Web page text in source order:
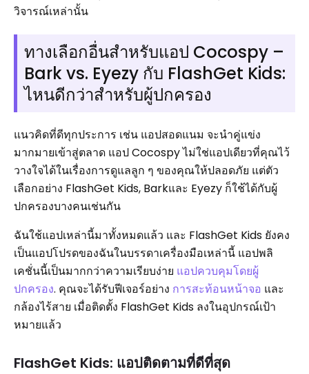
วิจารณ์เหล่านั้น
ทางเลือกอื่นสำหรับแอป Cocospy –
Bark vs. Eyezy กับ FlashGet Kids:
ไหนดีกว่าสำหรับผู้ปกครอง
แนวคิดที่ดีทุกประการ เช่น แอปสอดแนม จะนำคู่แข่ง
มากมายเข้าสู่ตลาด แอป Cocospy ไม่ใช่แอปเดียวที่คุณไว้
วางใจได้ในเรื่องการดูแลลูก ๆ ของคุณให้ปลอดภัย แต่ตัว
เลือกอย่าง FlashGet Kids, Barkและ Eyezy ก็ใช้ได้กับผู้
ปกครองบางคนเช่นกัน
ฉันใช้แอปเหล่านี้มาทั้งหมดแล้ว และ FlashGet Kids ยังคง
เป็นแอปโปรดของฉันในบรรดาเครื่องมือเหล่านี้ แอปพลิ
เคชั่นนี้เป็นมากกว่าความเรียบง่าย แอปควบคุมโดยผู้
ปกครอง. คุณจะได้รับฟีเจอร์อย่าง การสะท้อนหน้าจอ และ
กล้องไร้สาย เมื่อติดตั้ง FlashGet Kids ลงในอุปกรณ์เป้า
หมายแล้ว
FlashGet Kids: แอปติดตามที่ดีที่สุด